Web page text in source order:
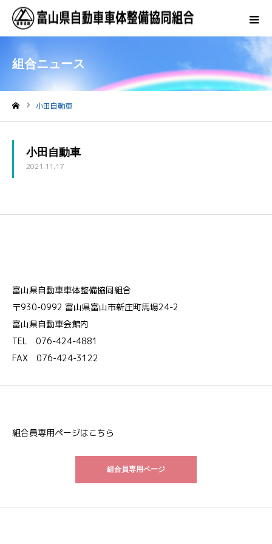
組合ニュース
小田自動車
小田自動車
2021.11.17
富山県自動車車体整備協同組合
〒930-0992 富山県富山市新庄町馬場24-2
富山県自動車会館内
TEL 076-424-4881
FAX 076-424-3122
組合員専用ページはこちら
組合員専用ページ